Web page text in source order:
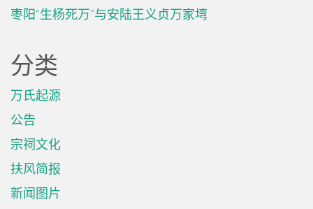
枣阳“生杨死万”与安陆王义贞万家塆
分类
万氏起源
公告
宗祠文化
扶风简报
新闻图片